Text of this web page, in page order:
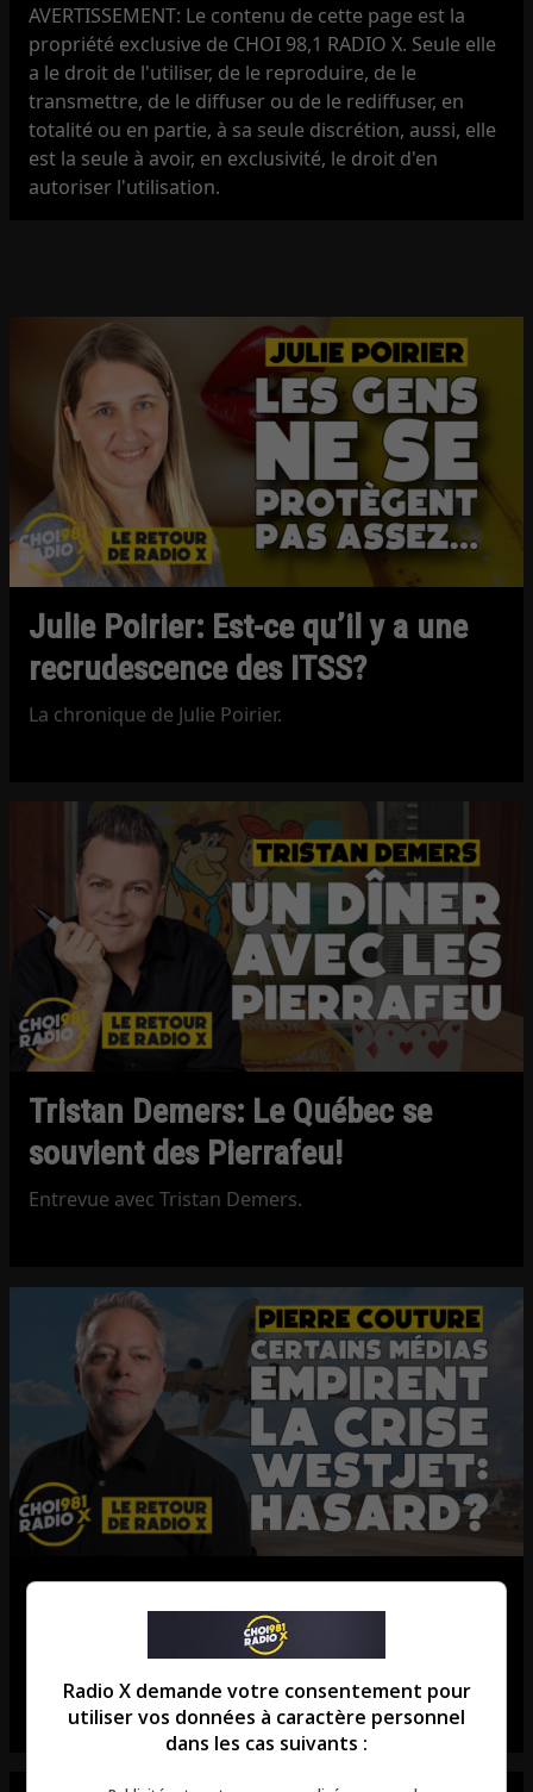
AVERTISSEMENT: Le contenu de cette page est la
propriété exclusive de CHOI 98,1 RADIO X. Seule elle
a le droit de l'utiliser, de le reproduire, de le
transmettre, de le diffuser ou de le rediffuser, en
totalité ou en partie, à sa seule discrétion, aussi, elle
est la seule à avoir, en exclusivité, le droit d'en
autoriser l'utilisation.
Julie Poirier: Est-ce qu’il y a une
recrudescence des ITSS?
La chronique de Julie Poirier.
Tristan Demers: Le Québec se
souvient des Pierrafeu!
Entrevue avec Tristan Demers.
Pierre Couture: Enfin le marché
immobilier de Québec RALENTI!
La chronique de Pierre Couture.
Radio X demande votre consentement pour
utiliser vos données à caractère personnel
dans les cas suivants :